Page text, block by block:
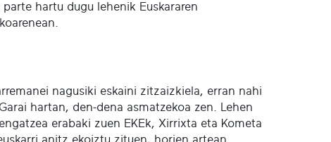
hartu dugu lehenik Euskararen
nagusiki eskaini zitzaizkiela, erran nahi
hartan, den-dena asmatzekoa zen. Lehen
erabaki zuen EKEk, Xirrixta eta Kometa
anitz ekoiztu zituen, horien artean